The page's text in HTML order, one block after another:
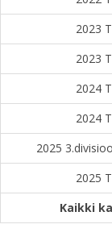
2023
2023
2024
2024
2025
2025
Kaikki